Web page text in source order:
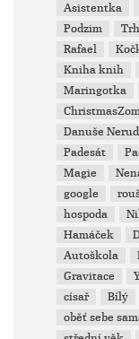
Asistentka
Podzim
Rafael
Kniha knih
Maringotka
Danuše
Padesát
Magie
google
hospoda
Hamáček
Autoškola
Gravitace
císař
Bílý
oběť sebe